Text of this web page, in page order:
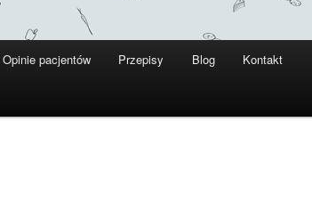
Opinie pacjentów Przepisy Blog Kontakt